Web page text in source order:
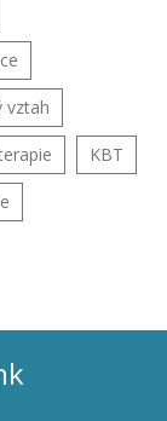
vztah
KBT